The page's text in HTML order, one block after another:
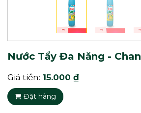
Nước Tẩy Đa Năng -
Giá tiền: 15.000 ₫
Đặt hàng